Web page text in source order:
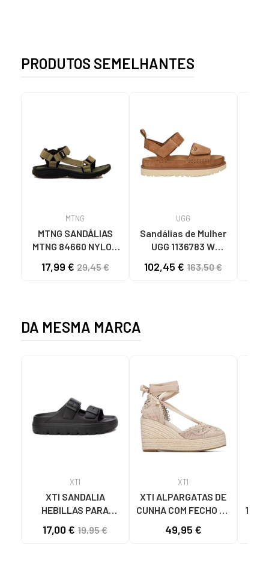
PRODUTOS SEMELHANTES
MTNG
MTNG SANDÁLIAS
MTNG 84660 NYLON
C59785 - - NYLON
17,99 €29,45 €
UGG
Sandálias de Mulher
UGG 1136783 W
CHESTNUT
102,45 € 163,50 €
DA MESMA MARCA
XTI
XTI SANDALIA
HEBILLAS PARA
17,00 € 19,95 €
XTI
XTI ALPARGATAS DE
CUNHA COM FECHO DE
49,95 €